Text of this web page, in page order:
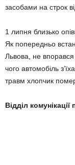
засобами на строк
1 липня близько
Як попередньо
Львова, не
чого автомобіль
травм хлопчик помер
Відділ комунікації